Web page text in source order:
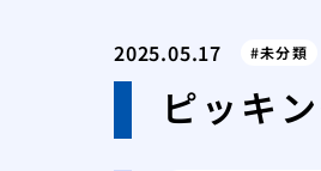
2025.05.17 未分類
ピッキ